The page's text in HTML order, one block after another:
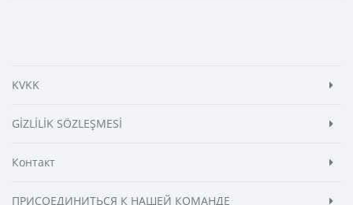
KVKK
GİZLİLİK SÖZLEŞMESİ
Контакт
ПРИСОЕДИНИТЬСЯ К НАШЕЙ КОМАНДЕ